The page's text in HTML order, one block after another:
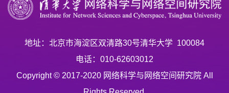
地址：北京市海淀区双清路30号清华大学 100084
电话：010-62603012
Copyright © 2017-2020 网络科学与网络空间研究院 All